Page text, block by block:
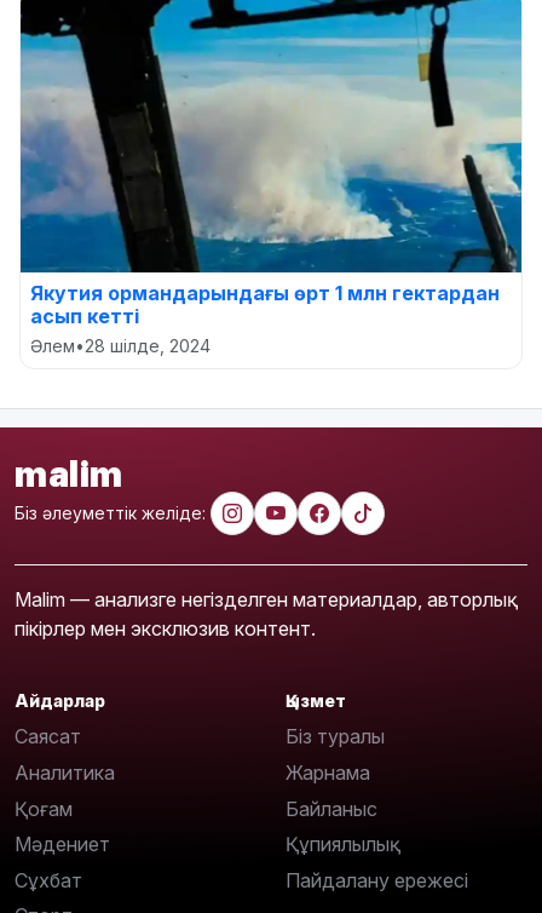
Якутия ормандарындағы өрт 1 млн гектардан
асып кетті
Әлем•28 шілде, 2024
malim
Біз әлеуметтік желіде:
Malim — анализге негізделген материалдар, авторлық
пікірлер мен эксклюзив контент.
Айдарлар
Саясат
Аналитика
Қоғам
Мәдениет
Сұхбат
Қызмет
Біз туралы
Жарнама
Байланыс
Құпиялылық
Пайдалану ережесі